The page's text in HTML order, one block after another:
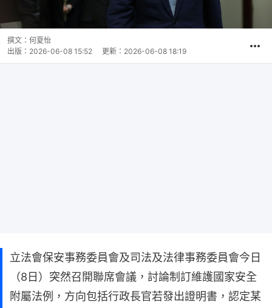
撰文： 何夏怡
出版： 2026-06-08 15:52 更新： 2026-06-08 18:19
立法會保安事務委員會及司法及法律事務委員會今日
（8日）突然召開聯席會議，討論制訂維護國家安全
附屬法例，方向包括行政長官若發出證明書，認定某